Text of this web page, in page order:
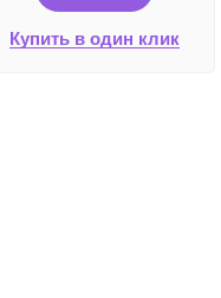
Купить в один клик